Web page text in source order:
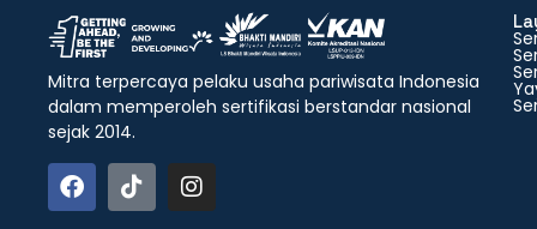
Mitra terpercaya pelaku usaha pariwisata Indonesia
dalam memperoleh sertifikasi berstandar nasional
sejak 2014.